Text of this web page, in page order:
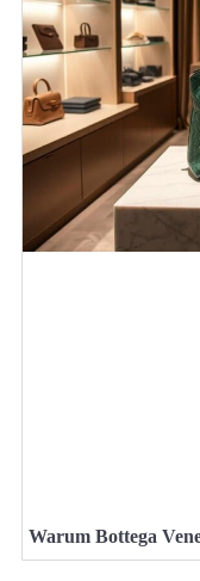
Warum Bottega